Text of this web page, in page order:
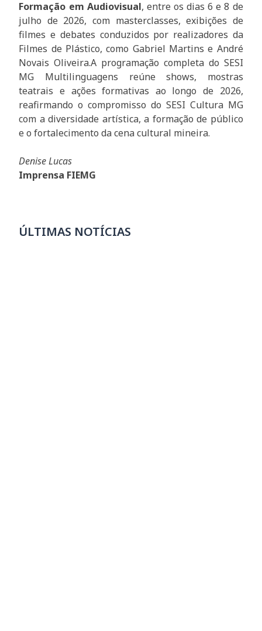
Formação em Audiovisual, entre os dias 6 e 8 de
julho de 2026, com masterclasses, exibições de
filmes e debates conduzidos por realizadores da
Filmes de Plástico, como Gabriel Martins e André
Novais Oliveira.A programação completa do SESI
MG Multilinguagens reúne shows, mostras
teatrais e ações formativas ao longo de 2026,
reafirmando o compromisso do SESI Cultura MG
com a diversidade artística, a formação de público
e o fortalecimento da cena cultural mineira.
Denise Lucas
Imprensa FIEMG
ÚLTIMAS NOTÍCIAS